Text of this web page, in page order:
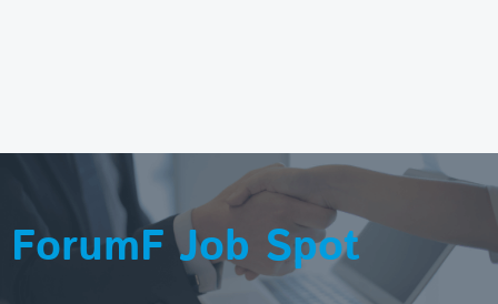
ForumF Job Spot